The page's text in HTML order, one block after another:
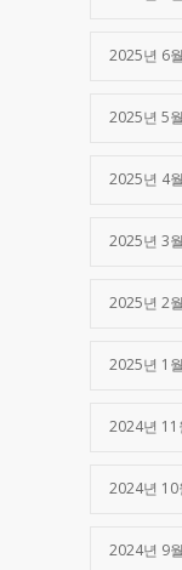
2025년 6월
2025년 5월
2025년 4월
2025년 3월
2025년 2월
2025년 1월
2024년 11
2024년 10
2024년 9월